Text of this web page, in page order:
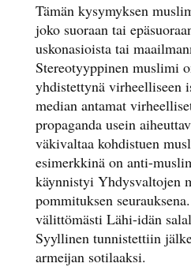
Tämän kysymyksen
joko suoraan tai
uskonasioista tai
Stereotyyppinen muslimi
yhdistettynä virheelliseen
median antamat
propaganda usein
väkivaltaa kohdistuen
esimerkkinä on anti-
käynnistyi Yhdysvaltojen
pommituksen
välittömästi Lähi-idän
Syyllinen tunnistettiin
armeijan sotilaaksi.